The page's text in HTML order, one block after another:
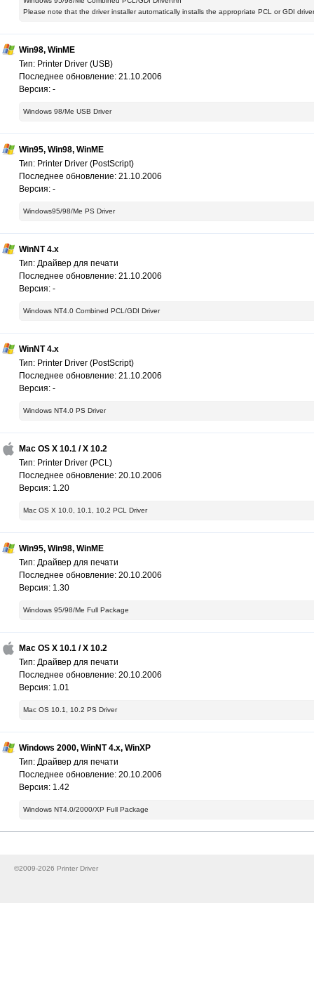
Please note that the driver installer automatically installs the appropriate PCL or GDI
Win98, WinME
Тип: Printer Driver (USB)
Последнее обновление: 21.10.2006
Версия: -
Windows 98/Me USB Driver
Win95, Win98, WinME
Тип: Printer Driver (PostScript)
Последнее обновление: 21.10.2006
Версия: -
Windows95/98/Me PS Driver
WinNT 4.x
Тип: Драйвер для печати
Последнее обновление: 21.10.2006
Версия: -
Windows NT4.0 Combined PCL/GDI Driver
WinNT 4.x
Тип: Printer Driver (PostScript)
Последнее обновление: 21.10.2006
Версия: -
Windows NT4.0 PS Driver
Mac OS X 10.1 / X 10.2
Тип: Printer Driver (PCL)
Последнее обновление: 20.10.2006
Версия: 1.20
Mac OS X 10.0, 10.1, 10.2 PCL Driver
Win95, Win98, WinME
Тип: Драйвер для печати
Последнее обновление: 20.10.2006
Версия: 1.30
Windows 95/98/Me Full Package
Mac OS X 10.1 / X 10.2
Тип: Драйвер для печати
Последнее обновление: 20.10.2006
Версия: 1.01
Mac OS 10.1, 10.2 PS Driver
Windows 2000, WinNT 4.x, WinXP
Тип: Драйвер для печати
Последнее обновление: 20.10.2006
Версия: 1.42
Windows NT4.0/2000/XP Full Package
©2009-2026 Printer Driver